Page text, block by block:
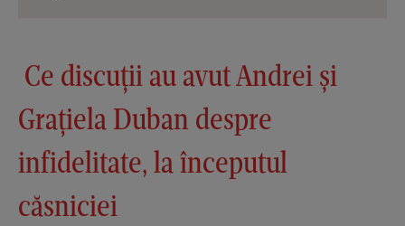
Ce discuții au avut Andrei și
Grațiela Duban despre
infidelitate, la începutul
căsniciei